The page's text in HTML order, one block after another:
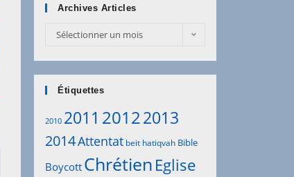
Archives Articles
Sélectionner un mois
Étiquettes
2010 2011 20122013
2014Attentat beit hatiqvah Bible
Boycott Chrétien Eglise